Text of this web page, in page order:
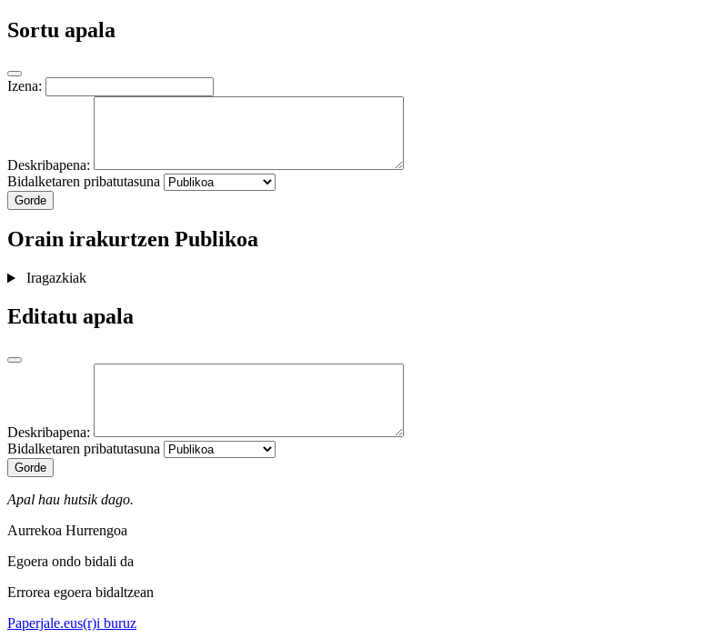
Sortu apala
Izena:
Deskribapena:
Bidalketaren pribatutasuna
Gorde
Orain irakurtzen Publikoa
Iragazkiak
Editatu apala
Deskribapena:
Bidalketaren pribatutasuna
Gorde
Apal hau hutsik dago.
Aurrekoa Hurrengoa
Egoera ondo bidali da
Errorea egoera bidaltzean
Paperjale.eus(r)i buruz